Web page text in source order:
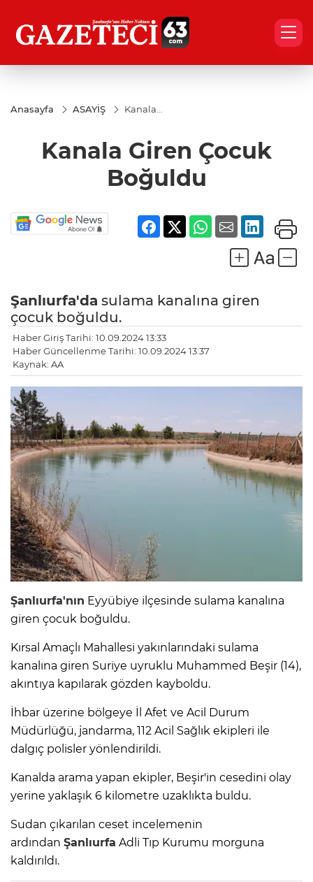
Anasayfa ASAYİŞ
Kanala
Boğuldu
Kanala Giren Çocuk
Boğuldu
Şanlıurfa'da sulama kanalına giren
çocuk boğuldu.
Haber Giriş Tarihi: 10.09.2024 13:33
Haber Güncellenme Tarihi: 10.09.2024 13:37
Kaynak: AA
Şanlıurfa'nın Eyyübiye ilçesinde sulama kanalına
giren çocuk boğuldu.
Kırsal Amaçlı Mahallesi yakınlarındaki sulama
kanalına giren Suriye uyruklu Muhammed Beşir (14),
akıntıya kapılarak gözden kayboldu.
İhbar üzerine bölgeye İl Afet ve Acil Durum
Müdürlüğü, jandarma, 112 Acil Sağlık ekipleri ile
dalgıç polisler yönlendirildi.
Kanalda arama yapan ekipler, Beşir'in cesedini olay
yerine yaklaşık 6 kilometre uzaklıkta buldu.
Sudan çıkarılan ceset incelemenin
ardından Şanlıurfa Adli Tıp Kurumu morguna
kaldırıldı.